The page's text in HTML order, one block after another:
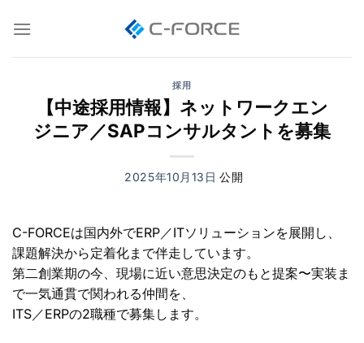
採用
【中途採用情報】ネットワークエン
ジニア／SAPコンサルタントを募集
2025年10月13日
C-FORCEは国内外でERP／ITソリューションを展開し、
課題解決から定着化まで伴走しています。
第二創業期の今、現場に近い意思決定のもと提案〜実装ま
で一気通貫で関われる仲間を、
ITS／ERPの2職種で募集します。